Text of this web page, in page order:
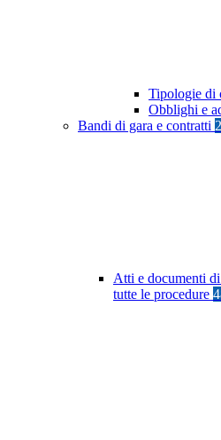
Tipologie di
Obblighi e
Bandi di gara e contratti
Atti e documenti
tutte le procedure